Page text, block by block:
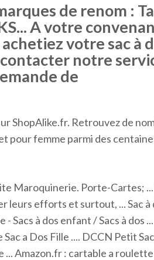
de renom :
A votre
votre sac à
notre
de
ShopAlike.fr. Retrouvez de
pour femme parmi des
Maroquinerie. Porte-Cartes;
leurs efforts et surtout, ... Sac à
Sacs à dos enfant / Sacs à dos ...
a Dos Fille .... DCCN Petit
... Amazon.fr : cartable a